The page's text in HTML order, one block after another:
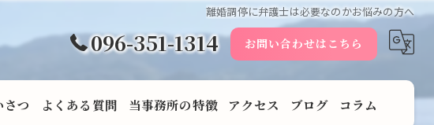
離婚調停に弁護士は必要なのかお悩みの方へ
096-351-1314 お問い合わせはこちら
さつ よくある質問 当事務所の特徴 アクセス ブログ コラム